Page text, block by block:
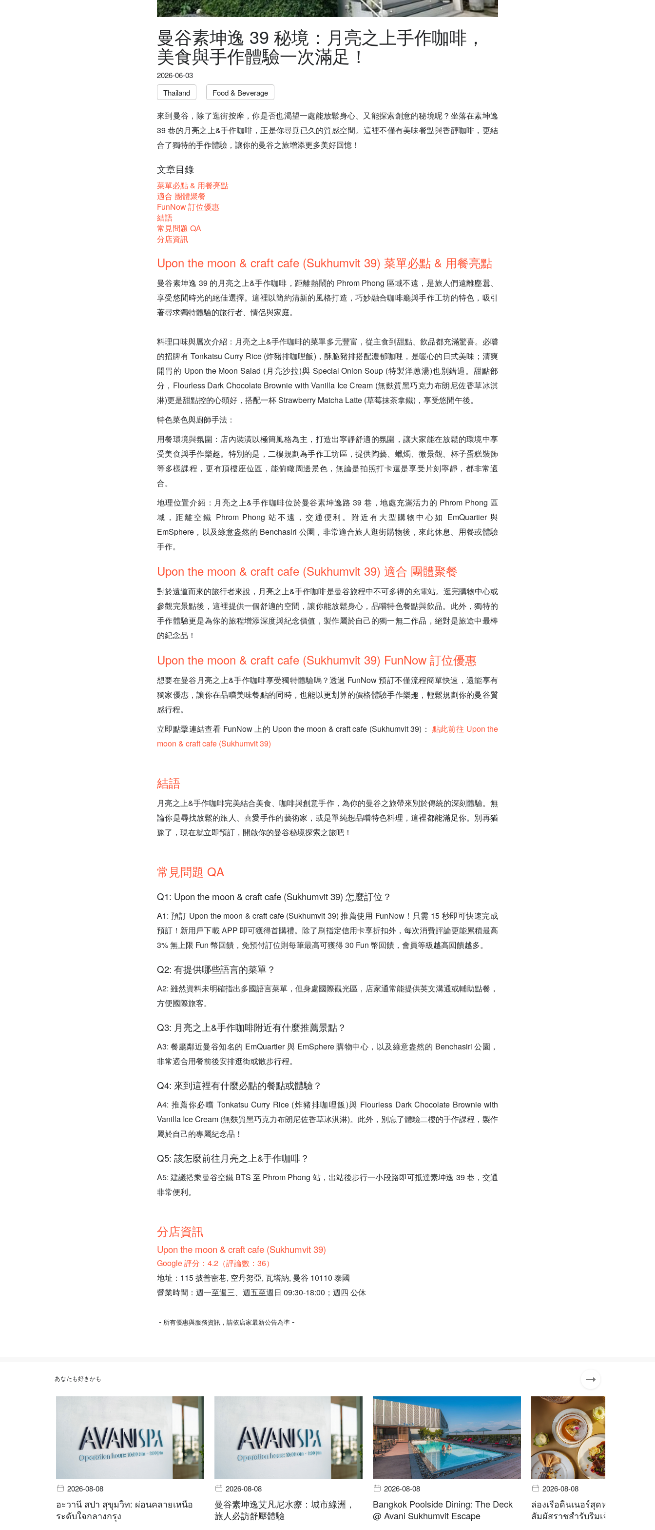
曼谷素坤逸 39 秘境：月亮之上手作咖啡，
美食與手作體驗一次滿足！
2026-06-03
Thailand
Food & Beverage
來到曼谷，除了逛街按摩，你是否也渴望一處能放鬆身心、又能探索創意的秘境呢？坐落在素坤逸
39 巷的月亮之上&手作咖啡，正是你尋覓已久的質感空間。這裡不僅有美味餐點與香醇咖啡，更結
合了獨特的手作體驗，讓你的曼谷之旅增添更多美好回憶！
文章目錄
菜單必點 & 用餐亮點
適合 團體聚餐
FunNow 訂位優惠
結語
常見問題 QA
分店資訊
Upon the moon & craft cafe (Sukhumvit 39) 菜單必點 & 用餐亮點
曼谷素坤逸 39 的月亮之上&手作咖啡，距離熱鬧的 Phrom Phong 區域不遠，是旅人們遠離塵囂、
享受悠閒時光的絕佳選擇。這裡以簡約清新的風格打造，巧妙融合咖啡廳與手作工坊的特色，吸引
著尋求獨特體驗的旅行者、情侶與家庭。
料理口味與層次介紹：月亮之上&手作咖啡的菜單多元豐富，從主食到甜點、飲品都充滿驚喜。必嚐
的招牌有 Tonkatsu Curry Rice (炸豬排咖哩飯)，酥脆豬排搭配濃郁咖哩，是暖心的日式美味；清爽
開胃的 Upon the Moon Salad (月亮沙拉)與 Special Onion Soup (特製洋蔥湯)也別錯過。甜點部
分，Flourless Dark Chocolate Brownie with Vanilla Ice Cream (無麩質黑巧克力布朗尼佐香草冰淇
淋)更是甜點控的心頭好，搭配一杯 Strawberry Matcha Latte (草莓抹茶拿鐵)，享受悠閒午後。
特色菜色與廚師手法：
用餐環境與氛圍：店內裝潢以極簡風格為主，打造出寧靜舒適的氛圍，讓大家能在放鬆的環境中享
受美食與手作樂趣。特別的是，二樓規劃為手作工坊區，提供陶藝、蠟燭、微景觀、杯子蛋糕裝飾
等多樣課程，更有頂樓座位區，能俯瞰周邊景色，無論是拍照打卡還是享受片刻寧靜，都非常適
合。
地理位置介紹：月亮之上&手作咖啡位於曼谷素坤逸路 39 巷，地處充滿活力的 Phrom Phong 區
域，距離空鐵 Phrom Phong 站不遠，交通便利。附近有大型購物中心如 EmQuartier 與
EmSphere，以及綠意盎然的 Benchasiri 公園，非常適合旅人逛街購物後，來此休息、用餐或體驗
手作。
Upon the moon & craft cafe (Sukhumvit 39) 適合 團體聚餐
對於遠道而來的旅行者來說，月亮之上&手作咖啡是曼谷旅程中不可多得的充電站。逛完購物中心或
參觀完景點後，這裡提供一個舒適的空間，讓你能放鬆身心，品嚐特色餐點與飲品。此外，獨特的
手作體驗更是為你的旅程增添深度與紀念價值，製作屬於自己的獨一無二作品，絕對是旅途中最棒
的紀念品！
Upon the moon & craft cafe (Sukhumvit 39) FunNow 訂位優惠
想要在曼谷月亮之上&手作咖啡享受獨特體驗嗎？透過 FunNow 預訂不僅流程簡單快速，還能享有
獨家優惠，讓你在品嚐美味餐點的同時，也能以更划算的價格體驗手作樂趣，輕鬆規劃你的曼谷質
感行程。
立即點擊連結查看 FunNow 上的 Upon the moon & craft cafe (Sukhumvit 39)： 點此前往 Upon the
moon & craft cafe (Sukhumvit 39)
結語
月亮之上&手作咖啡完美結合美食、咖啡與創意手作，為你的曼谷之旅帶來別於傳統的深刻體驗。無
論你是尋找放鬆的旅人、喜愛手作的藝術家，或是單純想品嚐特色料理，這裡都能滿足你。別再猶
豫了，現在就立即預訂，開啟你的曼谷秘境探索之旅吧！
常見問題 QA
Q1: Upon the moon & craft cafe (Sukhumvit 39) 怎麼訂位？
A1: 預訂 Upon the moon & craft cafe (Sukhumvit 39) 推薦使用 FunNow！只需 15 秒即可快速完成
預訂！新用戶下載 APP 即可獲得首購禮。除了刷指定信用卡享折扣外，每次消費評論更能累積最高
3% 無上限 Fun 幣回饋，免預付訂位則每筆最高可獲得 30 Fun 幣回饋，會員等級越高回饋越多。
Q2: 有提供哪些語言的菜單？
A2: 雖然資料未明確指出多國語言菜單，但身處國際觀光區，店家通常能提供英文溝通或輔助點餐，
方便國際旅客。
Q3: 月亮之上&手作咖啡附近有什麼推薦景點？
A3: 餐廳鄰近曼谷知名的 EmQuartier 與 EmSphere 購物中心，以及綠意盎然的 Benchasiri 公園，
非常適合用餐前後安排逛街或散步行程。
Q4: 來到這裡有什麼必點的餐點或體驗？
A4: 推薦你必嚐 Tonkatsu Curry Rice (炸豬排咖哩飯)與 Flourless Dark Chocolate Brownie with
Vanilla Ice Cream (無麩質黑巧克力布朗尼佐香草冰淇淋)。此外，別忘了體驗二樓的手作課程，製作
屬於自己的專屬紀念品！
Q5: 該怎麼前往月亮之上&手作咖啡？
A5: 建議搭乘曼谷空鐵 BTS 至 Phrom Phong 站，出站後步行一小段路即可抵達素坤逸 39 巷，交通
非常便利。
分店資訊
Upon the moon & craft cafe (Sukhumvit 39)
Google 評分：4.2（評論數：36）
地址：115 披普密巷, 空丹努亞, 瓦塔納, 曼谷 10110 泰國
營業時間：週一至週三、週五至週日 09:30-18:00；週四 公休
- 所有優惠與服務資訊，請依店家最新公告為準 -
あなたも好きかも
2026-08-08
อะวานี สปา สุขุมวิท: ผ่อนคลายเหนือ
ระดับใจกลางกรุง
2026-08-08
曼谷素坤逸艾凡尼水療：城市綠洲，
旅人必訪舒壓體驗
2026-08-08
Bangkok Poolside Dining: The Deck
@ Avani Sukhumvit Escape
2026-08-08
ล่องเรือดินเนอร์สุดหรู Apsara
สัมผัสราชสำรับริมเจ้าพระยา